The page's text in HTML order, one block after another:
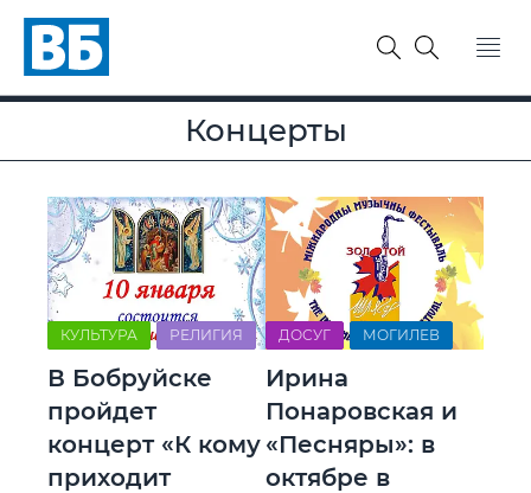
Концерты
КУЛЬТУРА РЕЛИГИЯ
В Бобруйске
пройдет
концерт «К кому
приходит
ДОСУГ МОГИЛЕВ
Ирина
Понаровская и
«Песняры»: в
октябре в